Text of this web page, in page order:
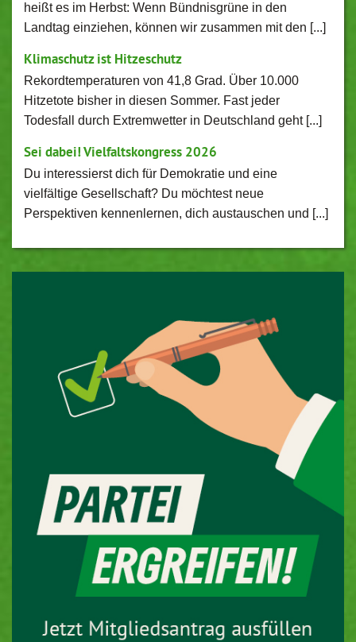
heißt es im Herbst: Wenn Bündnisgrüne in den
Landtag einziehen, können wir zusammen mit den [...]
Klimaschutz ist Hitzeschutz
Rekordtemperaturen von 41,8 Grad. Über 10.000
Hitzetote bisher in diesen Sommer. Fast jeder
Todesfall durch Extremwetter in Deutschland geht [...]
Sei dabei! Vielfaltskongress 2026
Du interessierst dich für Demokratie und eine
vielfältige Gesellschaft? Du möchtest neue
Perspektiven kennenlernen, dich austauschen und [...]